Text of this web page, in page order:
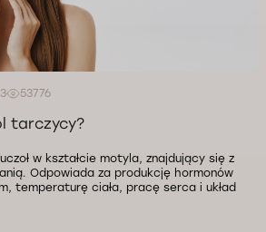
53776
tarczycy?
w kształcie motyla, znajdujący się z
Odpowiada za produkcję hormonów
temperaturę ciała, pracę serca i układ